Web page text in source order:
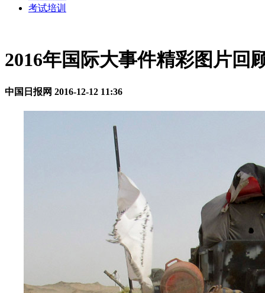
考试培训
2016年国际大事件精彩图片回
中国日报网 2016-12-12 11:36